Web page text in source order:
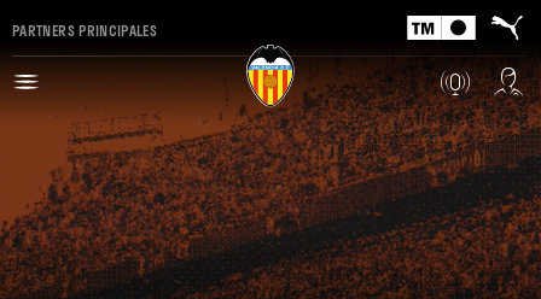
PARTNERS PRINCIPALES